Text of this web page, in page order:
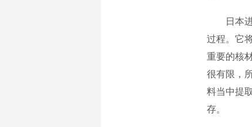
日本进
过程。它
重要的核
很有限，
料当中提
存。